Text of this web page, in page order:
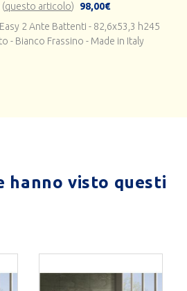
(questo articolo)
98,00€
2 Ante Battenti - 82,6x53,3 h245
- Bianco Frassino - Made in Italy
hanno visto questi